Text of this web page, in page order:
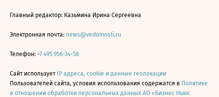
Главный редактор: Казьмина Ирина Сергеевна
Электронная почта: news@vedomosti.ru
Телефон: +7 495 956-34-58
Сайт использует IP адреса, cookie и данные геолокации
Пользователей сайта, условия использования содержатся в Политике
в отношении обработки персональных данных АО «Бизнес Ньюс